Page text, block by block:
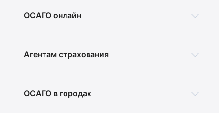
ОСАГО онлайн
Агентам страхования
ОСАГО в городах